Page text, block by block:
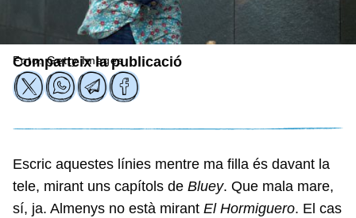
Foto: Getty Images
Comparteix la publicació
Escric aquestes línies mentre ma filla és davant la
tele, mirant uns capítols de Bluey. Que mala mare,
sí, ja. Almenys no està mirant El Hormiguero. El cas